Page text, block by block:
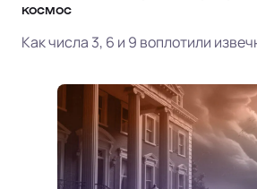
космос
Как числа 3, 6 и 9 воплотили